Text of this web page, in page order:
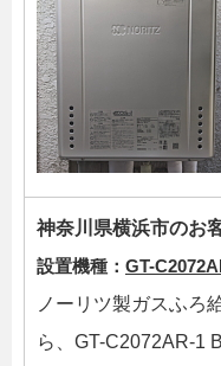
神奈川県横浜市のお
設置機種： GT-
ノーリツ製ガスふろ
ら、GT-C2072AR-1